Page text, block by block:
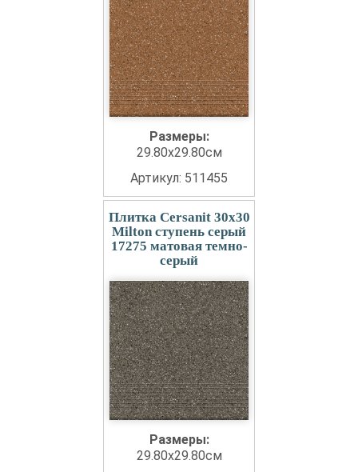
Размеры:
29.80x29.80см
Артикул: 511455
Плитка Cersanit 30x30
Milton ступень серый
17275 матовая темно-
серый
Размеры:
29.80x29.80см